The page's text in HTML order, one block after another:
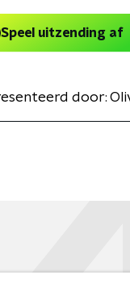
Speel uitzending af
door: